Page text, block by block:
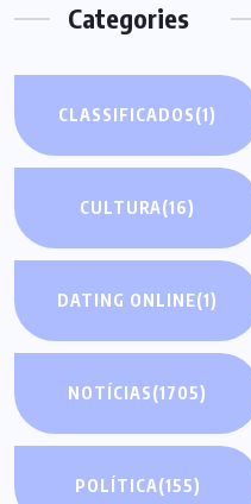
Categories
CLASSIFICADOS(1)
CULTURA(16)
DATING ONLINE(1)
NOTÍCIAS(1705)
POLÍTICA(155)